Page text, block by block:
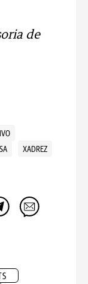
de
XADREZ